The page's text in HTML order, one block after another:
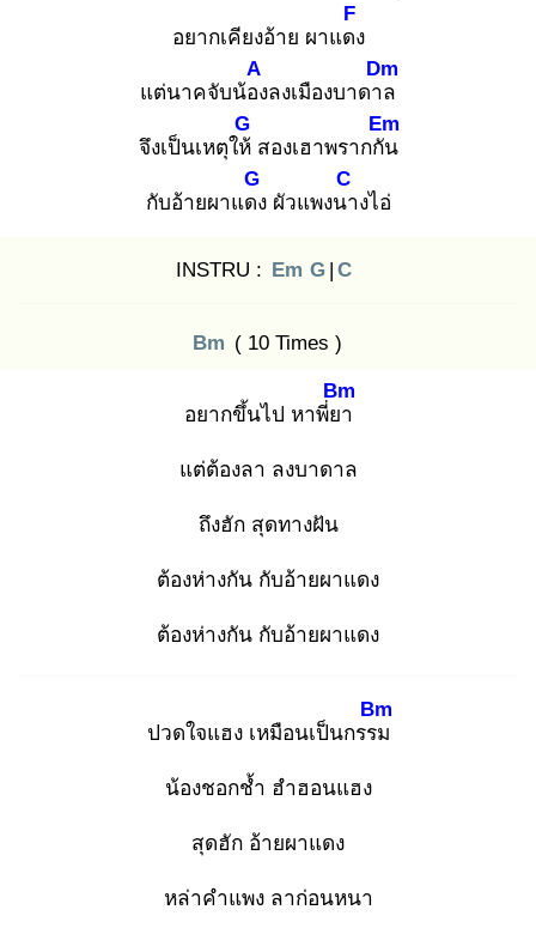
อยากเคียงอ้าย ผาแดง
F
แต่นาคจับน้อง
A
ลงเมืองบาดาล
Dm
จึงเป็นเหตุให้
G
สองเฮาพรากกัน
Em
กับอ้ายผาแดง
G
ผัวแพงนา
C
งไอ่
INSTRU : Em G | C
Bm ( 10 Times )
อยากขึ้นไป หาพี่ยา
Bm
แต่ต้องลา ลงบาดาล
ถึงฮัก สุดทางฝัน
ต้องห่างกัน กับอ้ายผาแดง
ต้องห่างกัน กับอ้ายผาแดง
ปวดใจแฮง เหมือนเป็นกรรม
Bm
น้องชอกช้ำ ฮำฮอนแฮง
สุดฮัก อ้ายผาแดง
หล่าคำแพง ลาก่อนหนา